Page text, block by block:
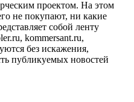
проектом. На этом
не покупают, ни какие
собой ленту
kommersant.ru,
без искажения,
публикуемых новостей